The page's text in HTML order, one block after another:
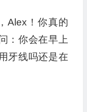
Alex！你真的
：你会在早上
牙线吗还是在